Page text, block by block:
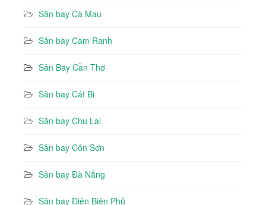
Sân bay Cà Mau
Sân bay Cam Ranh
Sân Bay Cần Thơ
Sân bay Cát Bi
Sân bay Chu Lai
Sân bay Côn Sơn
Sân bay Đà Nẵng
Sân bay Điện Biên Phủ